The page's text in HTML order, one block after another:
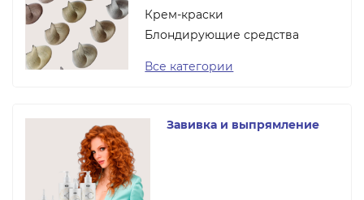
Крем-краски
Блондирующие средства
Все категории
Завивка и выпрямление